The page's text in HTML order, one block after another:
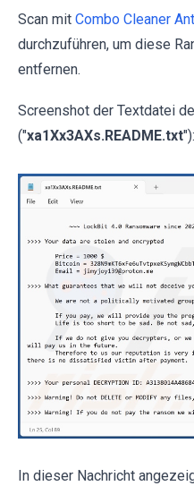
Scan mit Combo Cleaner
durchzuführen, um diese
entfernen.
Screenshot der Textdatei
("xa1Xx3AXs.README.txt"):
In dieser Nachricht